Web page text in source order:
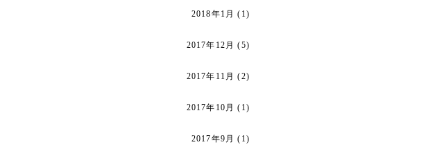
2018年1月 (1)
2017年12月 (5)
2017年11月 (2)
2017年10月 (1)
2017年9月 (1)